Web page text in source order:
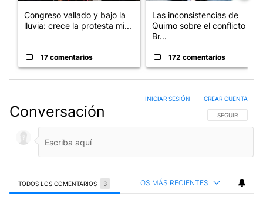
Congreso vallado y bajo la
lluvia: crece la protesta mi...
17 comentarios
Las inconsistencias de
Quirno sobre el conflicto con
Br...
172 comentarios
Conversación SIGA ESTA
SEGUIR
INICIAR SESIÓN CREAR CUENTA
TODOS LOS COMENTARIOS 3 LOS MÁS RECIENTES